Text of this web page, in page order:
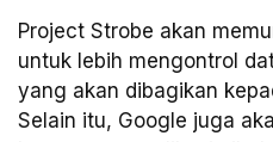
Project Strobe akan
untuk lebih mengontrol
yang akan dibagikan
Selain itu, Google juga